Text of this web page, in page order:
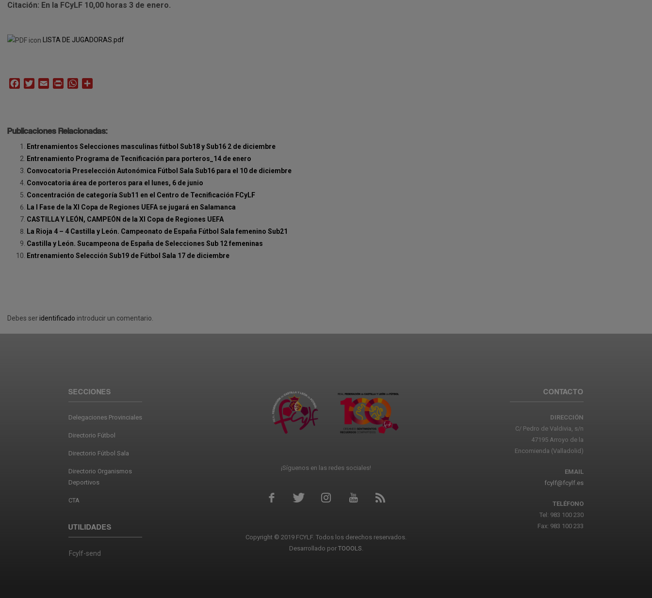
Citación: En la FCyLF 10,00 horas 3 de enero.
LISTA DE JUGADORAS.pdf
FacebookTwitterEmail Print WhatsApp
Publicaciones Relacionadas:
Entrenamientos Selecciones masculinas fútbol Sub18 y Sub16 2 de diciembre
Entrenamiento Programa de Tecnificación para porteros_14 de enero
Convocatoria Preselección Autonómica Fútbol Sala Sub16 para el 10 de diciembre
Convocatoria área de porteros para el lunes, 6 de junio
Concentración de categoría Sub11 en el Centro de Tecnificación FCyLF
La I Fase de la XI Copa de Regiones UEFA se jugará en Salamanca
CASTILLA Y LEÓN, CAMPEÓN de la XI Copa de Regiones UEFA
La Rioja 4 – 4 Castilla y León. Campeonato de España Fútbol Sala femenino Sub21
Castilla y León. Sucampeona de España de Selecciones Sub 12 femeninas
Entrenamiento Selección Sub19 de Fútbol Sala 17 de diciembre
Debes seridentificado introducir un comentario.
SECCIONES
Delegaciones Provinciales
Directorio Fútbol
Directorio Fútbol Sala
Directorio Organismos
Deportivos
CTA
UTILIDADES
Fcylf-send
¡Síguenos en las redes sociales!
Copyright © 2019 FCYLF. Todos los derechos reservados.
Desarrollado por TOOOLS
CONTACTO
DIRECCIÓN
C/ Pedro de Valdivia, s/n
47195 Arroyo de la
Encomienda (Valladolid)
EMAIL
fcylf@fcylf.es
TELÉFONO
Tel: 983 100 230
Fax: 983 100 233